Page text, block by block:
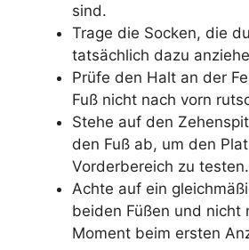
sind.
Trage die Socken, die
tatsächlich dazu
Prüfe den Halt an der
Fuß nicht nach vorn
Stehe auf den
den Fuß ab, um den
Vorderbereich zu testen.
Achte auf ein
beiden Füßen und nicht
Moment beim ersten